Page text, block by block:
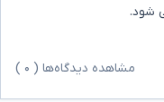
شود.
مشاهده دیدگاه‌ها ( ۰